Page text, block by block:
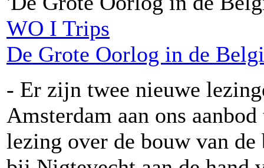
WO I Trips
De Grote Oorlog in de
- Er zijn twee nieuwe
Amsterdam aan ons
lezing over de bouw van